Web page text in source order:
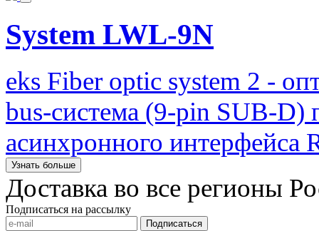
System LWL-9N
eks Fiber optic system 2 -
bus-система (9-pin SUB-D)
асинхронного интерфейса
Узнать больше
Доставка во все регионы
Подписаться на рассылку
Подписаться